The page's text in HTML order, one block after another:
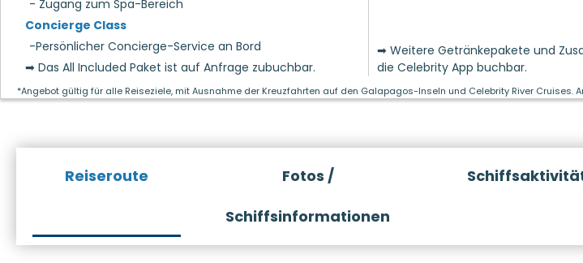
- Zugang zum Spa-Bereich
Concierge Class
-Persönlicher Concierge-Service an Bord
➡ Das All Included Paket ist auf Anfrage zubuchbar.
➡ Weitere Getränkepakete und
die Celebrity App buchbar.
*Angebot gültig für alle Reiseziele, mit Ausnahme der Kreuzfahrten auf den Galapagos-Inseln und Celebrity River Cruises.
Reiseroute
Fotos /
Schiffsinformationen